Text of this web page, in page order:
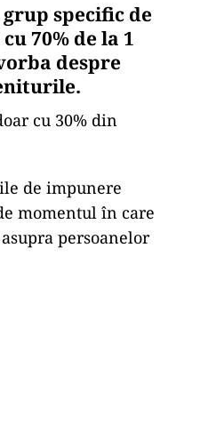
specific de
70% de la 1
despre
cu 30% din
de impunere
momentul în care
persoanelor